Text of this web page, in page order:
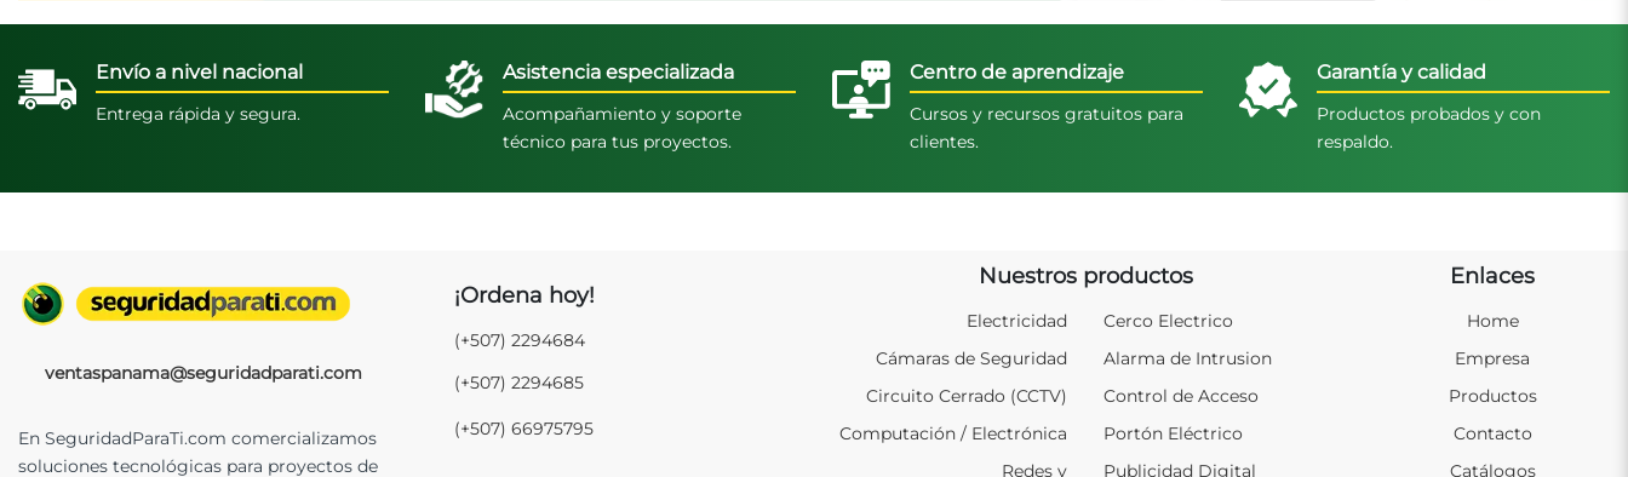
Envío a nivel nacional
Entrega rápida y segura.
Asistencia especializada
Acompañamiento y soporte
técnico para tus proyectos.
Centro de aprendizaje
Cursos y recursos gratuitos para
clientes.
Garantía y calidad
Productos probados y con
respaldo.
ventaspanama@seguridadparati.com
En SeguridadParaTi.com comercializamos
soluciones tecnológicas para proyectos de
¡Ordena hoy!
(+507) 2294684
(+507) 2294685
(+507) 66975795
Nuestros productos
Electricidad
Cámaras de Seguridad
Circuito Cerrado (CCTV)
Computación / Electrónica
Redes y
Cerco Electrico
Alarma de Intrusion
Control de Acceso
Portón Eléctrico
Publicidad Digital
Enlaces
Home
Empresa
Productos
Contacto
Catálogos